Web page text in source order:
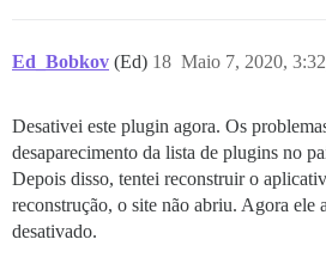
Ed_Bobkov (Ed) Maio 7, 2020,
18
Desativei este plugin agora. Os
desaparecimento da lista de plugins no
Depois disso, tentei reconstruir o
reconstrução, o site não abriu. Agora ele
desativado.